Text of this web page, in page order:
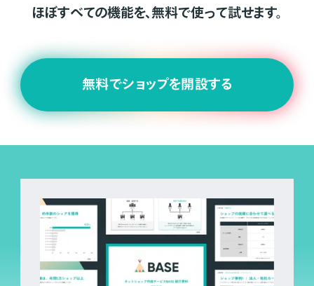
ほぼすべての機能を、無料で使って試せます。
無料でショップを開設する